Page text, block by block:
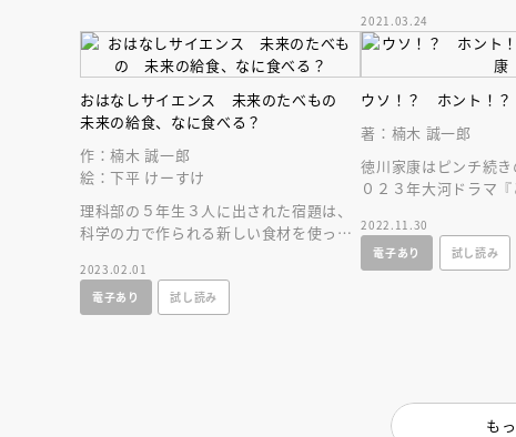
2021.03.24
おはなしサイエンス 未来のたべもの
未来の給食、なに食べる？
作：楠木 誠一郎
絵：下平 けーすけ
理科部の５年生３人に出された宿題は、
科学の力で作られる新しい食材を使っ
べものはどうなる？
2023.02.01
電子あり
試し読み
ウソ！？ ホント！
著：楠木 誠一郎
徳川家康はピンチ続
０２３年大河ドラマ
き形式で読める！
2022.11.30
電子あり
試し読み
も